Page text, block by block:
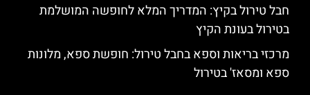
חבל טירול בקיץ: המדריך המלא לחופשה המושלמת
בטירול בעונת הקיץ
מרכזי בריאות וספא בחבל טירול: חופשת ספא, מלונות
ספא ומסאז' בטירול